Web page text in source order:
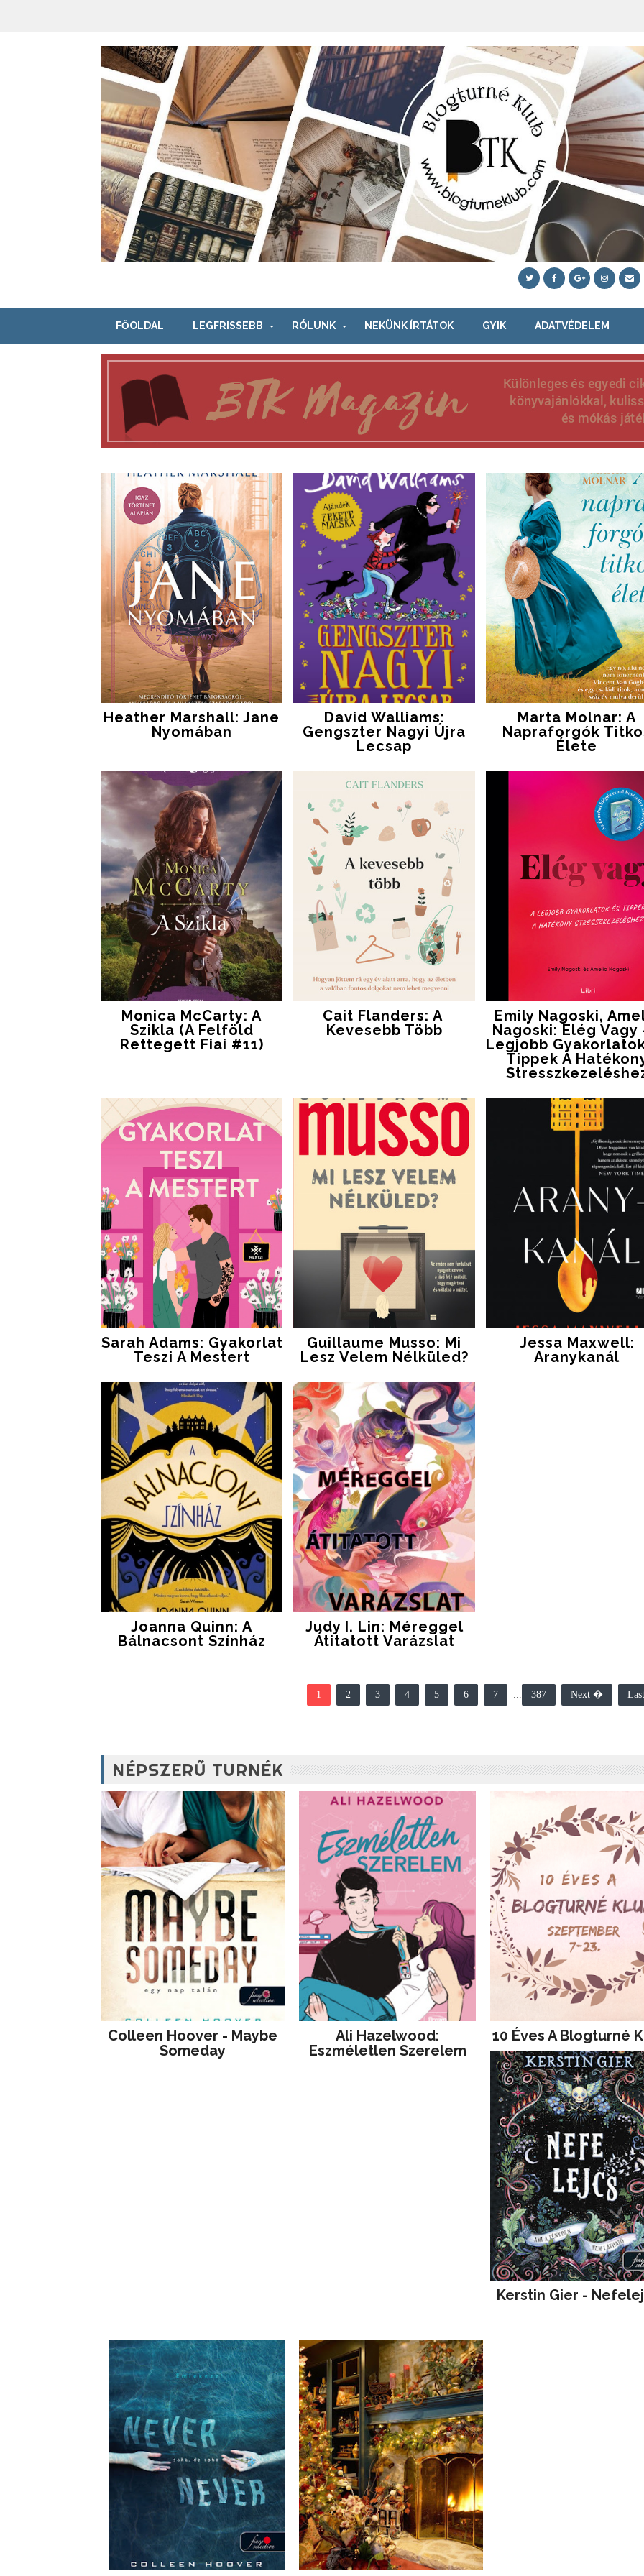
FŐOLDAL LEGFRISSEBB RÓLUNK NEKÜNK ÍRTÁTOK GYIK ADATVÉDELEM
Heather Marshall: Jane
Nyomában
David Walliams:
Gengszter Nagyi Újra
Lecsap
Marta Molnar: A
Napraforgók
Élete
Monica McCarty: A
Szikla (A Felföld
Rettegett Fiai #11)
Cait Flanders: A ​
Kevesebb Több
Emily Nagoski,
Nagoski: Elég ​vagy
Legjobb
Tippek A
Sarah Adams: Gyakorlat
Teszi A Mestert
Guillaume Musso: Mi
Lesz Velem Nélküled?
Jessa Maxwell:
Aranykanál
Joanna Quinn: A
Bálnacsont Színház
Judy I. Lin: Méreggel
Átitatott Varázslat
1 2 3 4 5 6 7 387 Next � Last
NÉPSZERŰ TURNÉK
Colleen Hoover - Maybe
Someday
Ali Hazelwood:
Eszméletlen Szerelem
10 Éves A Blogturné
Kerstin Gier -